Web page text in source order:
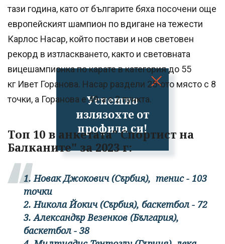
Успешно
излязохте от
профила си!
тази година, като от българите бяха посочени още
европейският шампион по вдигане на тежести
Карлос Насар, който постави и нов световен
рекорд в изтласкването, както и световната
вицешампионка по карате в категория до 55
кг Ивет Горанова. Насар раздели 25-ото място с 8
точки, а Горанова е 49-а с 2 пункта.
Топ 10 в анкетата" Спортист на
Балканите" за 2023 г:
1. Новак Джокович (Сърбия), тенис - 103
точки
2. Никола Йокич (Сърбия), баскетбол - 72
3. Александър Везенков (България),
баскетбол - 38